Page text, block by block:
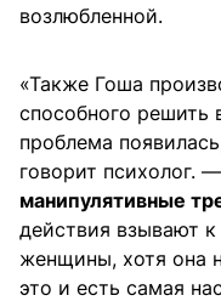
возлюбленной.
«Также Гоша
способного решить
проблема
говорит психолог. —
манипулятивные
действия взывают
женщины, хотя она
это и есть самая